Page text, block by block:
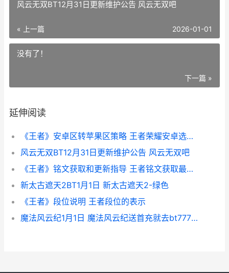
风云无双BT12月31日更新维护公告 风云无双吧
« 上一篇 2026-01-01
没有了！
下一篇 »
延伸阅读
《王者》安卓区转苹果区策略 王者荣耀安卓选哪个区
风云无双BT12月31日更新维护公告 风云无双吧
《王者》铭文获取和更新指导 王者铭文获取最快速度2020
新太古遮天2BT1月1日 新太古遮天2-绿色
《王者》段位说明 王者段位的表示
魔法风云纪1月1日 魔法风云纪送首充就去bt777平台公益服最强福利17